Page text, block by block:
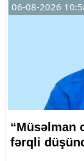
06-08-2026
“Müsəlman
fərqli